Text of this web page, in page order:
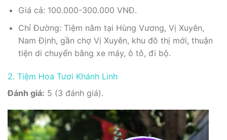
Giá cả: 100.000-300.000 VNĐ.
Chỉ Đường: Tiệm nằm tại Hùng Vương, Vị Xuyên,
Nam Định, gần chợ Vị Xuyên, khu đô thị mới, thuận
tiện di chuyển bằng xe máy, ô tô, đi bộ.
2. Tiệm Hoa Tươi Khánh Linh
Đánh giá: 5 (3 đánh giá).